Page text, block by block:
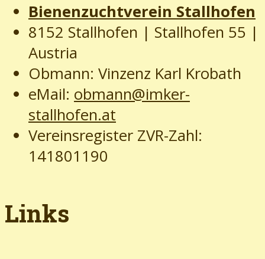
Bienenzuchtverein Stallhofen
8152 Stallhofen | Stallhofen 55 |
Austria
Obmann: Vinzenz Karl Krobath
eMail: obmann@imker-
stallhofen.at
Vereinsregister ZVR-Zahl:
141801190
Links